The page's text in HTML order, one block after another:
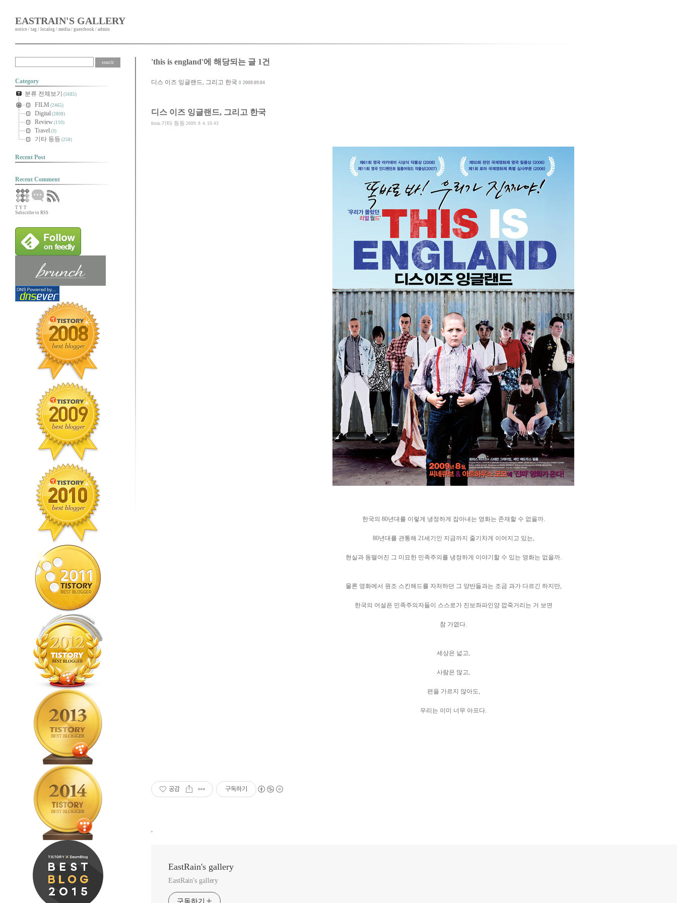
EASTRAIN'S GALLERY
notice / tag / localog / media / guestbook / admin
Category
분류 전체보기 (5685)
FILM (2465)
Digital (2808)
Review (110)
Travel (3)
기타 등등 (258)
Recent Post
Recent Comment
T Y T
Subscribe to RSS
'this is england'에 해당되는 글 1건
디스 이즈 잉글랜드, 그리고 한국 8 2009.09.04
디스 이즈 잉글랜드, 그리고 한국
from 기타 등등 2009. 9. 4. 10:43
한국의 80년대를 이렇게 냉정하게 잡아내는 영화는 존재할 수 없을까.
80년대를 관통해 21세기인 지금까지 줄기차게 이어지고 있는,
현실과 동떨어진 그 미묘한 민족주의를 냉정하게 이야기할 수 있는 영화는 없을까.
물론 영화에서 원조 스킨해드를 자처하던 그 양반들과는 조금 과가 다르긴 하지만,
한국의 어설픈 민족주의자들이 스스로가 진보좌파인양 깝죽거리는 거 보면
참 가엾다.
세상은 넓고,
사람은 많고,
편을 가르지 않아도,
우리는 이미 너무 아프다.
공감 구독하기
,
EastRain's gallery
EastRain's gallery
구독하기